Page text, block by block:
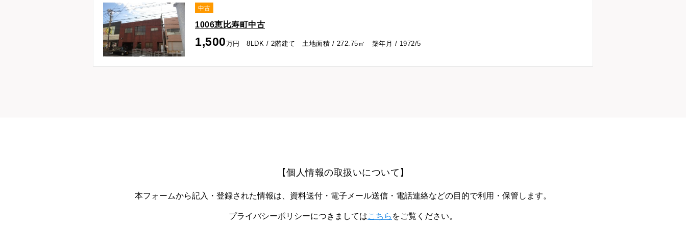
中古
1006恵比寿町中古
1,500万円 8LDK / 2階建て 土地面積 / 272.75㎡ 築年月 / 1972/5
【個人情報の取扱いについて】
本フォームから記入・登録された情報は、資料送付・電子メール送信・電話連絡などの目的で利用・保管します。
プライバシーポリシーにつきましてはこちら をご覧ください。